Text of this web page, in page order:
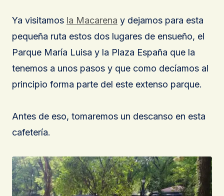
Ya visitamos la Macarena y dejamos para esta
pequeña ruta estos dos lugares de ensueño, el
Parque María Luisa y la Plaza España que la
tenemos a unos pasos y que como decíamos al
principio forma parte del este extenso parque.
Antes de eso, tomaremos un descanso en esta
cafetería.